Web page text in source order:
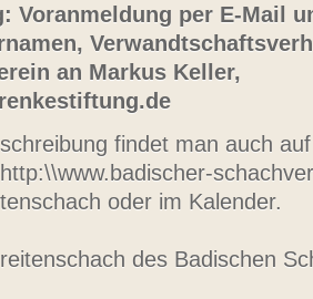
Voranmeldung per E-Mail
an Markus Keller,
findet man auch
oder im Kalender.
des Badischen